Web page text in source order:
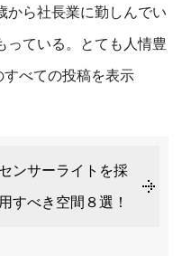
から社長業に勤しんでい
っている。とても人情豊
すべての投稿を表示
センサーライトを採
用すべき空間８選！